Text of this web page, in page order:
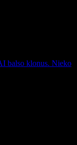
balso klonus. Nieko